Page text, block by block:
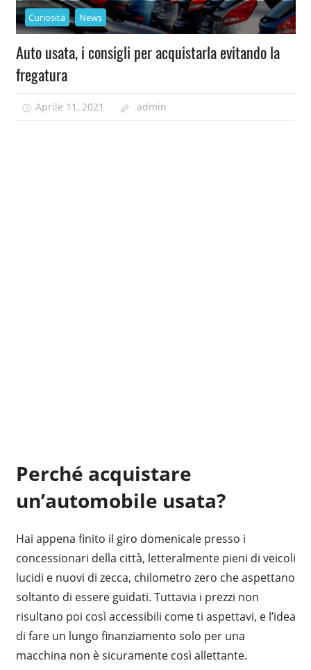
Curiosità News
Auto usata, i consigli per acquistarla evitando la
fregatura
Aprile 11, 2021 admin
Perché acquistare
un’automobile usata?
Hai appena finito il giro domenicale presso i
concessionari della città, letteralmente pieni di veicoli
lucidi e nuovi di zecca, chilometro zero che aspettano
soltanto di essere guidati. Tuttavia i prezzi non
risultano poi così accessibili come ti aspettavi, e l’idea
di fare un lungo finanziamento solo per una
macchina non è sicuramente così allettante.